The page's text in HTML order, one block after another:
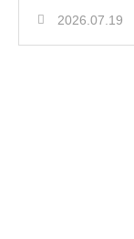
2026.07.19